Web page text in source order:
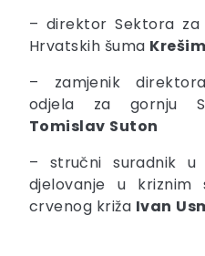
– direktor Sektora za
Hrvatskih šuma
– zamjenik
odjela za gornju
Tomislav Suton
– stručni suradnik
djelovanje u kriznim
crvenog križa Ivan